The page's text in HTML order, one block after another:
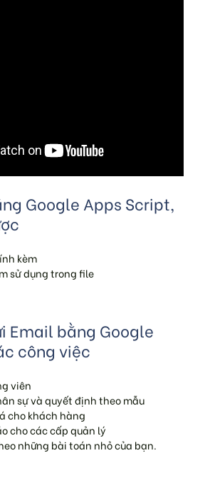
Google Apps Script,
kèm
sử dụng trong file
Email bằng Google
công việc
viên
sự và quyết định theo mẫu
cho khách hàng
cho các cấp quản lý
những bài toán nhỏ của bạn.